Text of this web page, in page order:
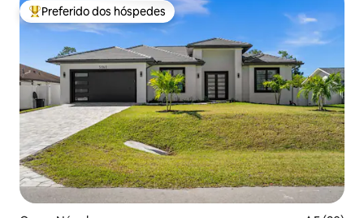
Entre os melhores preferidos dos hóspedes
Preferido dos hóspedes